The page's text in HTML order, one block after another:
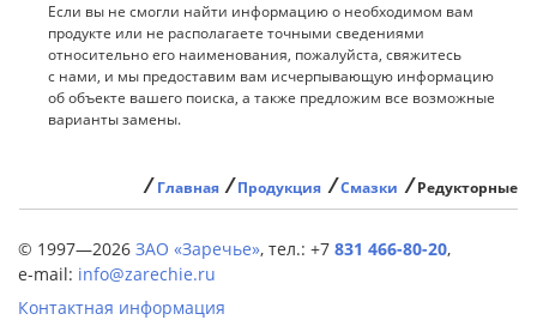
Если вы не смогли найти информацию о необходимом вам
продукте или не располагаете точными сведениями
относительно его наименования, пожалуйста, свяжитесь
с нами, и мы предоставим вам исчерпывающую информацию
об объекте вашего поиска, а также предложим все возможные
варианты замены.
⁄ Главная ⁄ Продукция ⁄ Смазки ⁄ Редукторные
© 1997—2026 ЗАО «Заречье», тел.: +7 831 466-80-20,
e-mail: info@zarechie.ru
Контактная информация